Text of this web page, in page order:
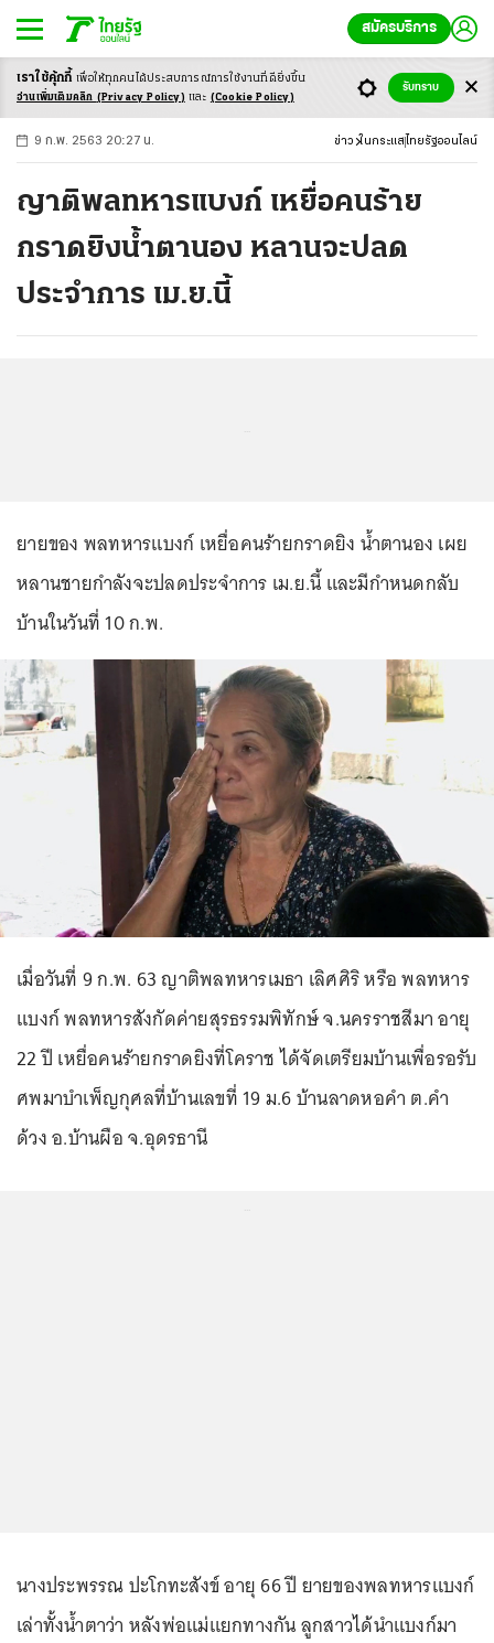
สมัครบริการ
-ก ก ก+
9 ก.พ. 2563 20:27 น. ข่าว ในกระแส ไทยรัฐออนไลน์
ญาติพลทหารแบงก์ เหยื่อคนร้าย
กราดยิงน้ำตานอง หลานจะปลด
ประจำการ เม.ย.นี้
ยายของ พลทหารแบงก์ เหยื่อคนร้ายกราดยิง น้ำตานอง เผย
หลานชายกำลังจะปลดประจำการ เม.ย.นี้ และมีกำหนดกลับ
บ้านในวันที่ 10 ก.พ.
เมื่อวันที่ 9 ก.พ. 63 ญาติพลทหารเมธา เลิศศิริ หรือ พลทหาร
แบงก์ พลทหารสังกัดค่ายสุรธรรมพิทักษ์ จ.นครราชสีมา อายุ
22 ปี เหยื่อคนร้ายกราดยิงที่โคราช ได้จัดเตรียมบ้านเพื่อรอรับ
ศพมาบำเพ็ญกุศลที่บ้านเลขที่ 19 ม.6 บ้านลาดหอคำ ต.คำ
ด้วง อ.บ้านผือ จ.อุดรธานี
นางประพรรณ ปะโกทะสังข์ อายุ 66 ปี ยายของพลทหารแบงก์
เล่าทั้งน้ำตาว่า หลังพ่อแม่แยกทางกัน ลูกสาวได้นำแบงก์มา
เราใช้คุ้กกี้ เพื่อให้ทุกคนได้ประสบการณ์การใช้งานที่ดียิ่งขึ้น
อ่านเพิ่มเติมคลิก (Privacy Policy) และ (Cookie Policy)
รับทราบ